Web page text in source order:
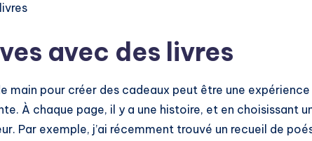
avec des livres
main pour créer des cadeaux peut être une expérience
À chaque page, il y a une histoire, et en choisissant
Par exemple, j’ai récemment trouvé un recueil de